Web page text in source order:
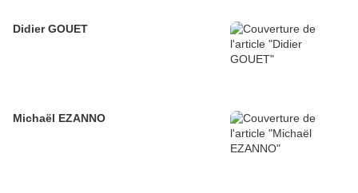
Didier GOUET
Michaël EZANNO